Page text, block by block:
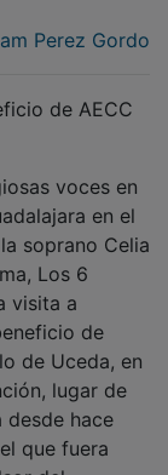
en el
soprano Celia
Los 6
visita a
de
de Uceda, en
lugar de
desde hace
que fuera
del